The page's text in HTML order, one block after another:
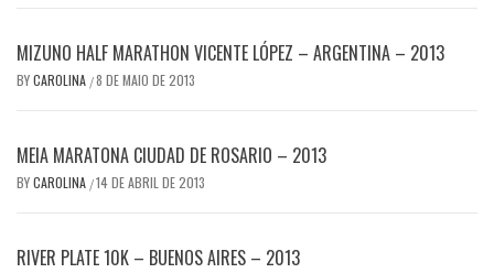
MIZUNO HALF MARATHON VICENTE LÓPEZ – ARGENTINA – 2013
BYCAROLINA /8 DE MAIO DE 2013
MEIA MARATONA CIUDAD DE ROSARIO – 2013
BYCAROLINA /14 DE ABRIL DE 2013
RIVER PLATE 10K – BUENOS AIRES – 2013